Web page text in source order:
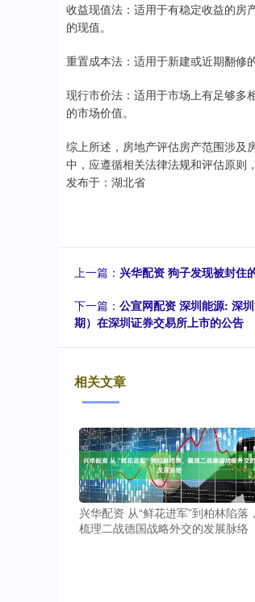
收益现值法：适用于有稳定收益的房
的现值。
重置成本法：适用于新建或近期翻修
现行市价法：适用于市场上有足够多
的市场价值。
综上所述，房地产评估房产范围涉及
中，应遵循相关法律法规和评估原则
发布于：湖北省
上一篇： 兴华配资 狗子发现被封住
下一篇： 公宣网配资 深圳能源: 深
期）在深圳证券交易所上市的公告
相关文章
兴华配资 从“鲜花进军”到柏林陷落，
梳理二战德国战略外交的发展脉络